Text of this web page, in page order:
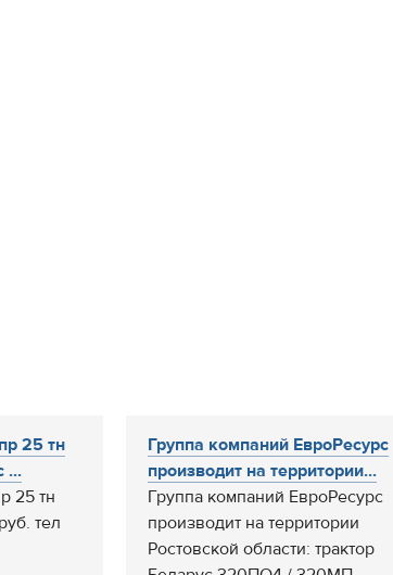
25 тн
...
25 тн
тел
Группа компаний ЕвроРесурс
производит на территории...
Группа компаний ЕвроРесурс
производит на территории
Ростовской области: трактор